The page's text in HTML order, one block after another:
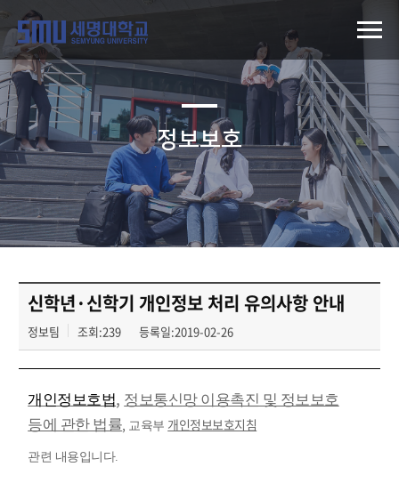
정보보호
신학년·신학기 개인정보 처리 유의사항 안내
정보팀 조회:239 등록일:2019-02-26
개인정보호법, 정보통신망 이용촉진 및 정보보호
등에 관한 법률, 교육부 개인정보보호지침
관련 내용입니다.